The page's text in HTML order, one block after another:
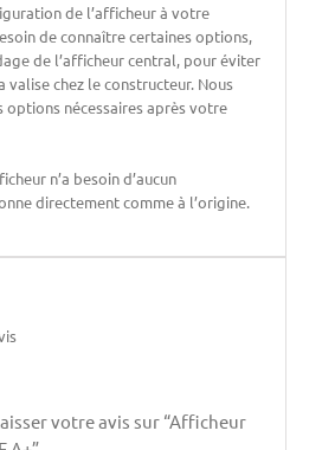
de l’afficheur à votre
de connaître certaines options,
de l’afficheur central, pour éviter
valise chez le constructeur. Nous
options nécessaires après votre
n’a besoin d’aucun
directement comme à l’origine.
votre avis sur “Afficheur